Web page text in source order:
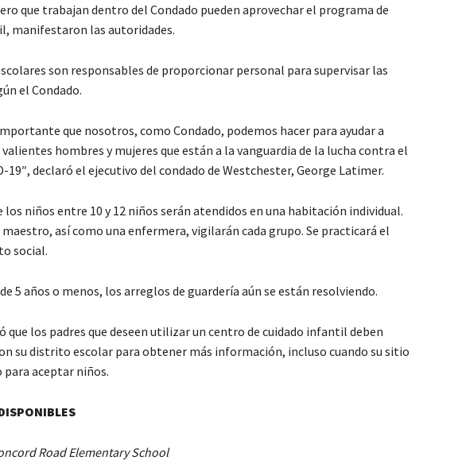
que trabajan dentro del Condado pueden aprovechar el programa de
manifestaron las autoridades.
son responsables de proporcionar personal para supervisar las
el Condado.
que nosotros, como Condado, podemos hacer para ayudar a
hombres y mujeres que están a la vanguardia de la lucha contra el
19″, declaró el ejecutivo del condado de Westchester, George Latimer.
los niños entre 10 y 12 niños serán atendidos en una habitación individual.
así como una enfermera, vigilarán cada grupo. Se practicará el
social.
5 años o menos, los arreglos de guardería aún se están resolviendo.
que los padres que deseen utilizar un centro de cuidado infantil deben
su distrito escolar para obtener más información, incluso cuando su sitio
aceptar niños.
Road Elementary School